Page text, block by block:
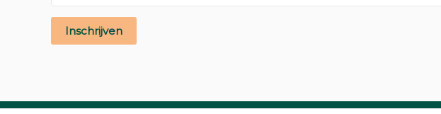
Inschrijven